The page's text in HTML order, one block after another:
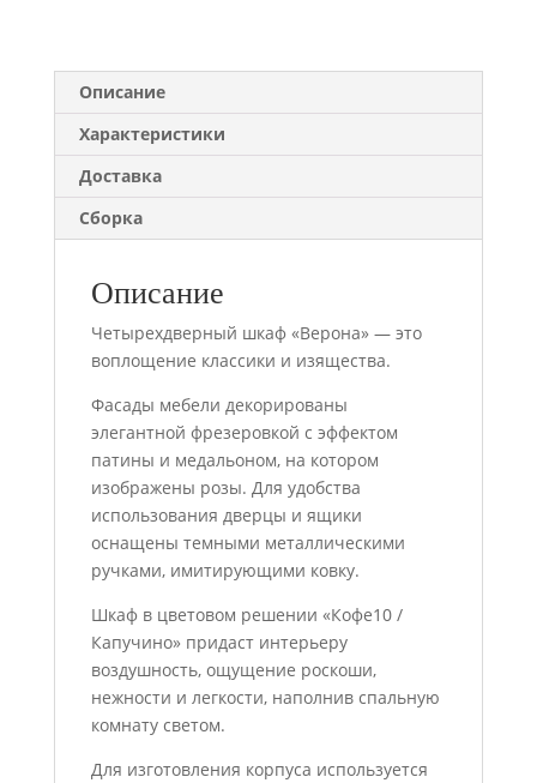
Описание
Характеристики
Доставка
Сборка
Описание
Четырехдверный шкаф «Верона» — это
воплощение классики и изящества.
Фасады мебели декорированы
элегантной фрезеровкой с эффектом
патины и медальоном, на котором
изображены розы. Для удобства
использования дверцы и ящики
оснащены темными металлическими
ручками, имитирующими ковку.
Шкаф в цветовом решении «Кофе10 /
Капучино» придаст интерьеру
воздушность, ощущение роскоши,
нежности и легкости, наполнив спальную
комнату светом.
Для изготовления корпуса используется